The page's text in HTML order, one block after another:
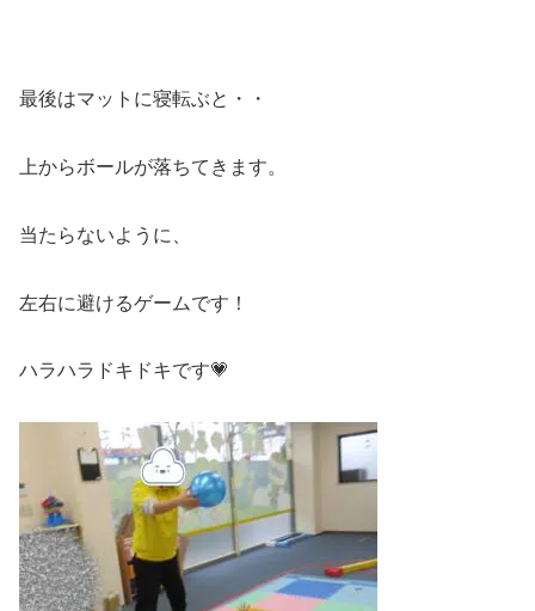
最後はマットに寝転ぶと・・
上からボールが落ちてきます。
当たらないように、
左右に避けるゲームです！
ハラハラドキドキです💗